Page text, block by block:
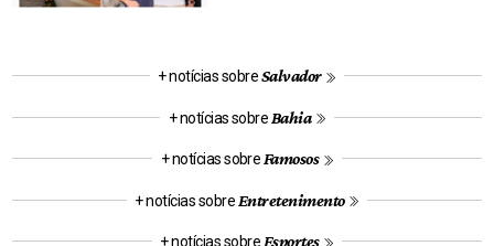
+ notícias sobreSalvador
+ notícias sobre Bahia
+ notícias sobre Famosos
+ notícias sobre Entretenimento
+ notícias sobre Esportes